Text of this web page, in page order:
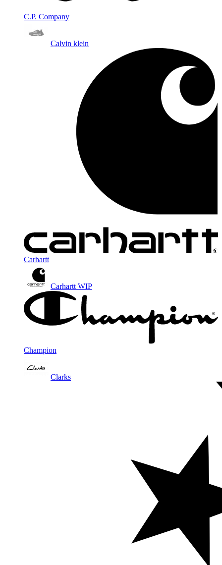
C.P. Company
Calvin klein
Carhartt
Carhartt WIP
Champion
Clarks